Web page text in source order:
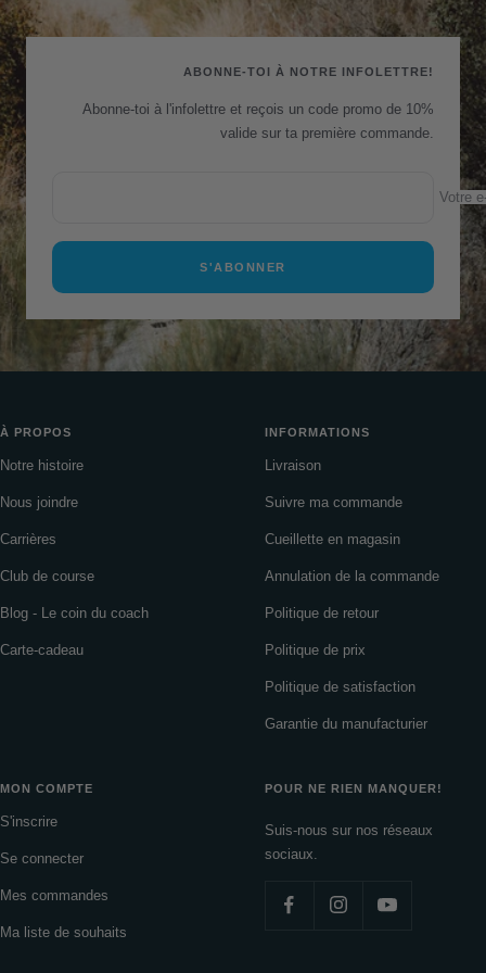
au
slideslideslide
au
slide
ABONNE-TOI À NOTRE INFOLETTRE!
Abonne-toi à l'infolettre et reçois un code promo de 10%
valide sur ta première commande.
Votre
S'ABONNER
À PROPOS
Notre histoire
Nous joindre
Carrières
Club de course
Blog - Le coin du coach
Carte-cadeau
INFORMATIONS
Livraison
Suivre ma commande
Cueillette en magasin
Annulation de la commande
Politique de retour
Politique de prix
Politique de satisfaction
Garantie du manufacturier
MON COMPTE
S'inscrire
Se connecter
Mes commandes
Ma liste de souhaits
POUR NE RIEN MANQUER!
Suis-nous sur nos réseaux
sociaux.